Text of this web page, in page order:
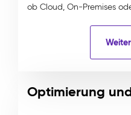
ob Cloud, On-Premises
Optimierung